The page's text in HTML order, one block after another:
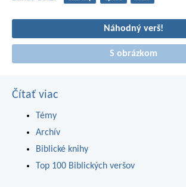
Náhodný verš!
S obrázkom
Čítať viac
Témy
Archív
Biblické knihy
Top 100 Biblických veršov